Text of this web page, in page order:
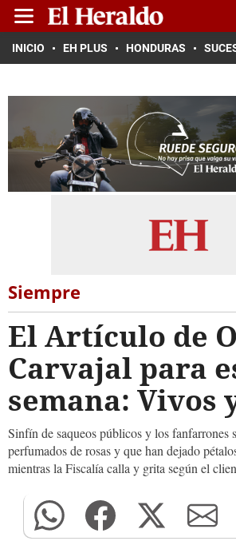
INICIO EH PLUS HONDURAS
Siempre
El Artículo de
Carvajal para
semana: Vivos
Sinfín de saqueos públicos y los fanfarrones
perfumados de rosas y que han dejado
mientras la Fiscalía calla y grita según el